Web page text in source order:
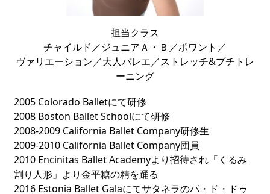
担当クラス
チャイルド／ジュニアＡ・Ｂ／ポワント／
ヴァリエーション／大人バレエ／ストレッチ&プチトレ
ーニング
2005 Colorado Balletにて研修
2008 Boston Ballet Schoolにて研修
2008-2009 California Ballet Company研修生
2009-2010 California Ballet Company団員
2010 Encinitas Ballet Academyより招待され「くるみ
割り人形」より金平糖の精を踊る
2016 Estonia Ballet Galaにてサタネラのパ・ド・ドゥ